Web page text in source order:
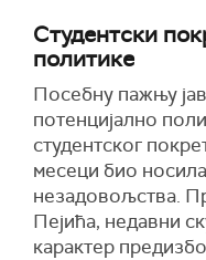
Студентски
политике
Посебну пажњу
потенцијално
студентског
месеци био
незадовољства.
Пејића, недавни
карактер